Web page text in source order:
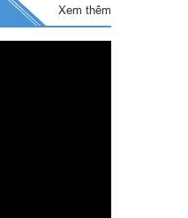
Xem thêm